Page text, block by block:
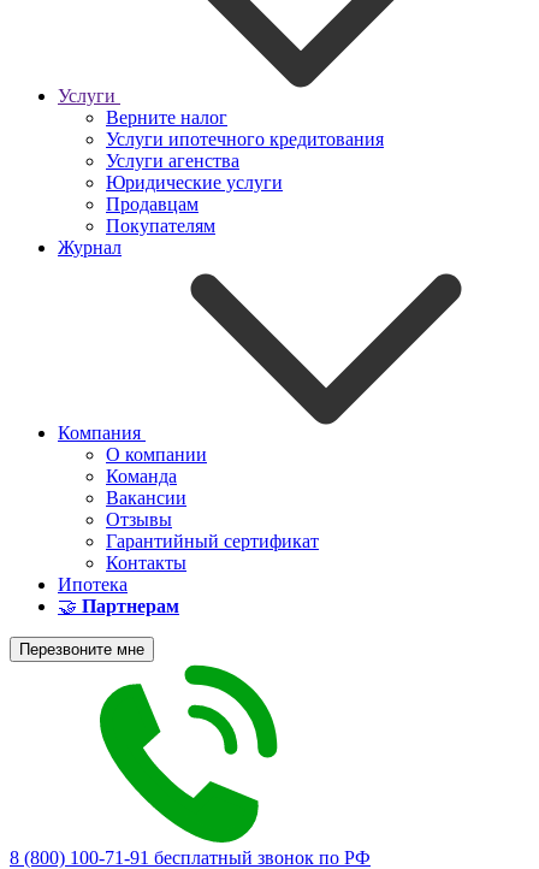
Услуги
Верните налог
Услуги ипотечного кредитования
Услуги агенства
Юридические услуги
Продавцам
Покупателям
Журнал
Компания
О компании
Команда
Вакансии
Отзывы
Гарантийный сертификат
Контакты
Ипотека
🤝 Партнерам
Перезвоните мне
8 (800) 100-71-91 бесплатный звонок по РФ